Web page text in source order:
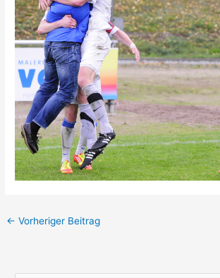
← Vorheriger Beitrag